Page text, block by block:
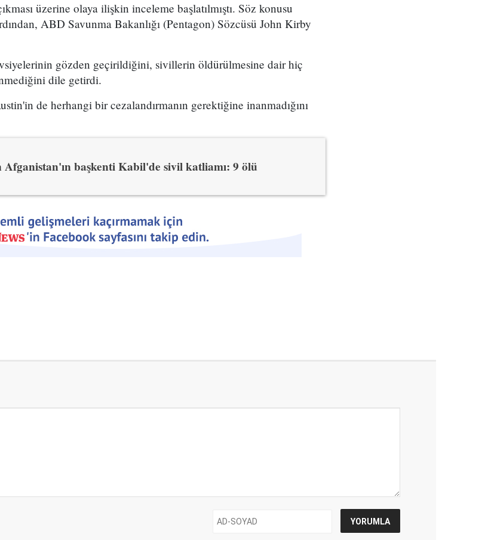
üzerine olaya ilişkin inceleme başlatılmıştı. Söz konusu
ABD Savunma Bakanlığı (Pentagon) Sözcüsü John Kirby
gözden geçirildiğini, sivillerin öldürülmesine dair hiç
dile getirdi.
de herhangi bir cezalandırmanın gerektiğine inanmadığını
başkenti Kabil'de sivil katliamı: 9 ölü